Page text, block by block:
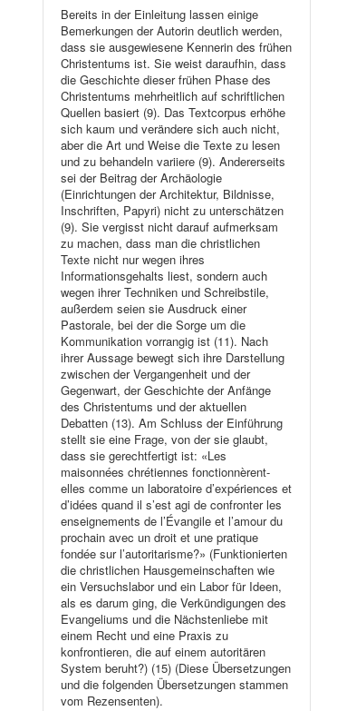
Bereits in der Einleitung lassen einige
Bemerkungen der Autorin deutlich werden,
dass sie ausgewiesene Kennerin des frühen
Christentums ist. Sie weist daraufhin, dass
die Geschichte dieser frühen Phase des
Christentums mehrheitlich auf schriftlichen
Quellen basiert (9). Das Textcorpus erhöhe
sich kaum und verändere sich auch nicht,
aber die Art und Weise die Texte zu lesen
und zu behandeln variiere (9). Andererseits
sei der Beitrag der Archäologie
(Einrichtungen der Architektur, Bildnisse,
Inschriften, Papyri) nicht zu unterschätzen
(9). Sie vergisst nicht darauf aufmerksam
zu machen, dass man die christlichen
Texte nicht nur wegen ihres
Informationsgehalts liest, sondern auch
wegen ihrer Techniken und Schreibstile,
außerdem seien sie Ausdruck einer
Pastorale, bei der die Sorge um die
Kommunikation vorrangig ist (11). Nach
ihrer Aussage bewegt sich ihre Darstellung
zwischen der Vergangenheit und der
Gegenwart, der Geschichte der Anfänge
des Christentums und der aktuellen
Debatten (13). Am Schluss der Einführung
stellt sie eine Frage, von der sie glaubt,
dass sie gerechtfertigt ist: «Les
maisonnées chrétiennes fonctionnèrent-
elles comme un laboratoire d’expériences et
d’idées quand il s’est agi de confronter les
enseignements de l’Évangile et l’amour du
prochain avec un droit et une pratique
fondée sur l’autoritarisme?» (Funktionierten
die christlichen Hausgemeinschaften wie
ein Versuchslabor und ein Labor für Ideen,
als es darum ging, die Verkündigungen des
Evangeliums und die Nächstenliebe mit
einem Recht und eine Praxis zu
konfrontieren, die auf einem autoritären
System beruht?) (15) (Diese Übersetzungen
und die folgenden Übersetzungen stammen
vom Rezensenten).